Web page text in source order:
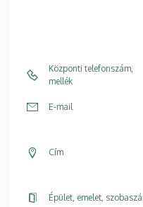
Központi telefonszám,
mellék
E-mail
Cím
Épület, emelet,